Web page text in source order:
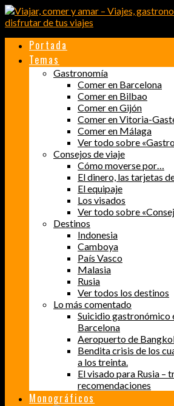
Portada
Temas
Gastronomía
Comer en Barcelona
Comer en Bilbao
Comer en Gijón
Comer en Vitoria-
Comer en Málaga
Ver todo sobre
Consejos de viaje
Cómo moverse por…
El dinero, las tarjetas
El equipaje
Los visados
Ver todo sobre
Destinos
Indonesia
Camboya
País Vasco
Malasia
Rusia
Ver todos los destinos
Lo más comentado
Suicidio gastronómico
Barcelona
Aeropuerto de
Bendita crisis de los
a los treinta.
El visado para Rusia –
recomendaciones
Monográficos